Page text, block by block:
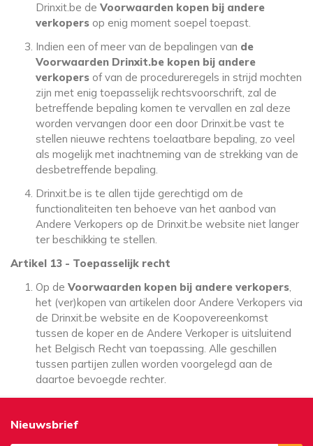
Drinxit.be de Voorwaarden kopen bij andere
verkopers op enig moment soepel toepast.
Indien een of meer van de bepalingen van de
Voorwaarden Drinxit.be kopen bij andere
verkopers of van de procedureregels in strijd mochten
zijn met enig toepasselijk rechtsvoorschrift, zal de
betreffende bepaling komen te vervallen en zal deze
worden vervangen door een door Drinxit.be vast te
stellen nieuwe rechtens toelaatbare bepaling, zo veel
als mogelijk met inachtneming van de strekking van de
desbetreffende bepaling.
Drinxit.be is te allen tijde gerechtigd om de
functionaliteiten ten behoeve van het aanbod van
Andere Verkopers op de Drinxit.be website niet langer
ter beschikking te stellen.
Artikel 13 - Toepasselijk recht
Op de Voorwaarden kopen bij andere verkopers,
het (ver)kopen van artikelen door Andere Verkopers via
de Drinxit.be website en de Koopovereenkomst
tussen de koper en de Andere Verkoper is uitsluitend
het Belgisch Recht van toepassing. Alle geschillen
tussen partijen zullen worden voorgelegd aan de
daartoe bevoegde rechter.
Nieuwsbrief